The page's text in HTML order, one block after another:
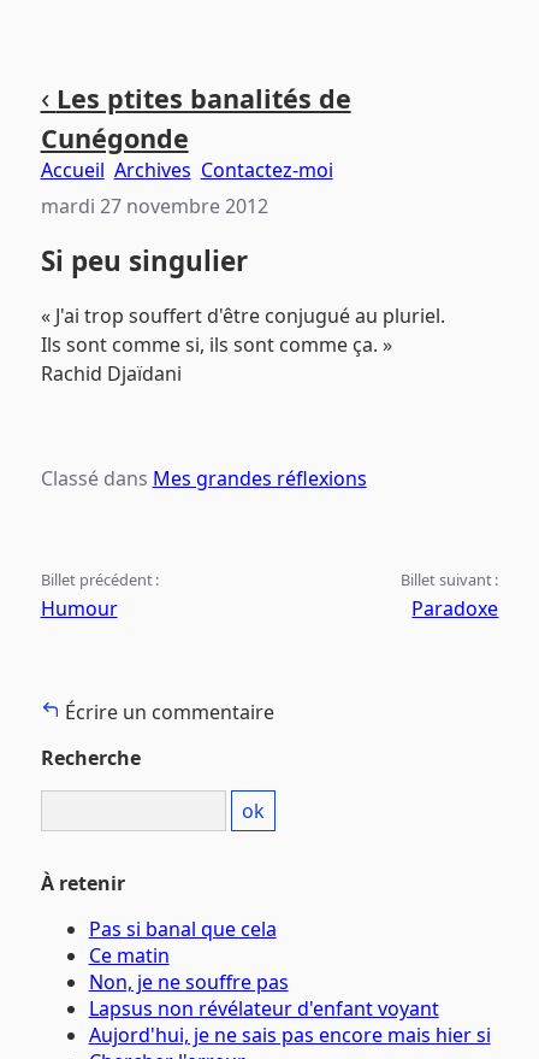
contenu
principal
menu
principal
‹ Les ptites banalités de
Cunégonde
Accueil Archives Contactez-moi
mardi 27 novembre 2012
Si peu singulier
« J'ai trop souffert d'être conjugué au pluriel.
Ils sont comme si, ils sont comme ça. »
Rachid Djaïdani
Classé dans Mes grandes réflexions
Billet précédent :
Humour
Billet suivant :
Paradoxe
Écrire un commentaire
Recherche
À retenir
Pas si banal que cela
Ce matin
Non, je ne souffre pas
Lapsus non révélateur d'enfant voyant
Aujord'hui, je ne sais pas encore mais hier si